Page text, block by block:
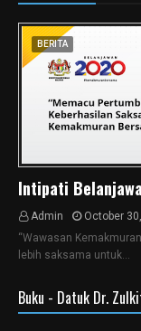
BERITA
Intipati
Admin
October
“Wawasan
lebih saksama untuk…
Buku - Datuk Dr.